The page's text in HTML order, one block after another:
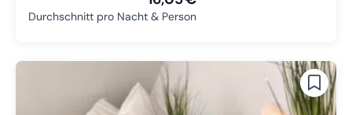
Durchschnitt pro Nacht & Person